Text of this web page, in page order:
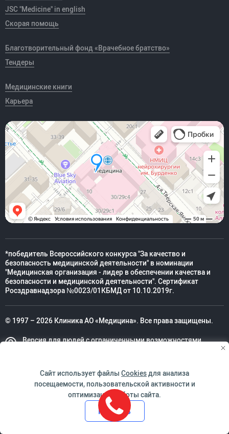
JSC "Medicine" in english
Скорая помощь
Благотворительный фонд «Врачебное братство»
Тендеры
Медицинские книги
Карьера
*победитель Всероссийского конкурса "За качество и
безопасность медицинской деятельности" в номинации
"Медицинская организация - лидер в обеспечении качества и
безопасности и медицинской деятельности". Сертификат
Росздравнадзора №0023/01КБМД от 10.10.2019г.
© 1997 – 2026 Клиника АО «Медицина». Все права защищены.
Версия для людей с ограниченными возможностями
ИМЕЮТСЯ ПРОТИВОПОКАЗАНИЯ. НЕОБХОДИМО
ПРОКОНСУЛЬТИРОВАТЬСЯ СО СПЕЦИАЛИСТОМ
Сайт использует файлы Cookiesдля анализа
посещаемости, пользовательской активности и
оптимизации работы сайта.
Принять